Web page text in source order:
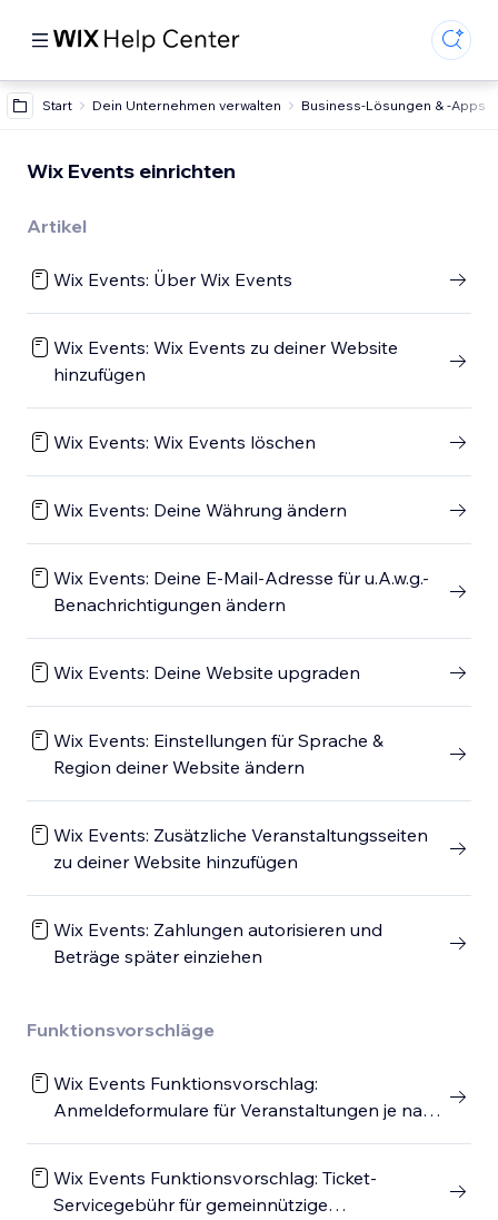
Start Dein Unternehmen verwalten Business-Lösungen & -Apps
Wix Events einrichten
Artikel
Wix Events: Über Wix Events
Wix Events: Wix Events zu deiner Website
hinzufügen
Wix Events: Wix Events löschen
Wix Events: Deine Währung ändern
Wix Events: Deine E-Mail-Adresse für u.A.w.g.-
Benachrichtigungen ändern
Wix Events: Deine Website upgraden
Wix Events: Einstellungen für Sprache &
Region deiner Website ändern
Wix Events: Zusätzliche Veranstaltungsseiten
zu deiner Website hinzufügen
Wix Events: Zahlungen autorisieren und
Beträge später einziehen
Funktionsvorschläge
Wix Events Funktionsvorschlag:
Anmeldeformulare für Veranstaltungen je nach
Wix Events Funktionsvorschlag: Ticket-
Servicegebühr für gemeinnützige